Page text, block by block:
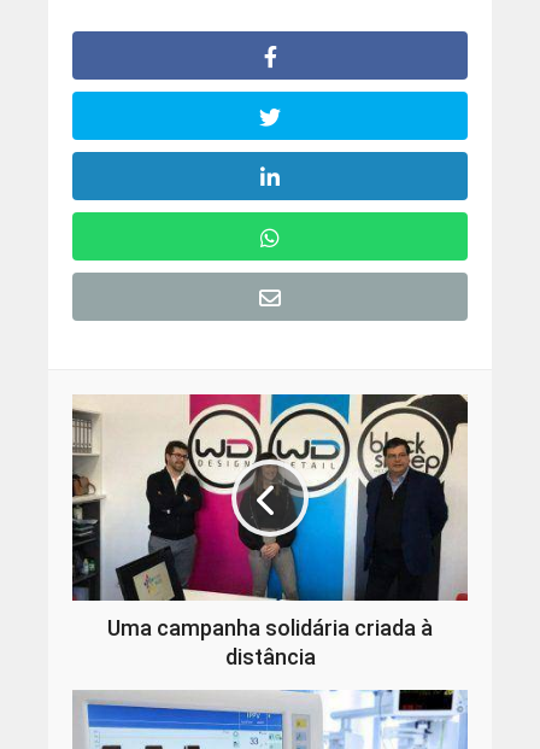
Uma campanha solidária criada à
distância